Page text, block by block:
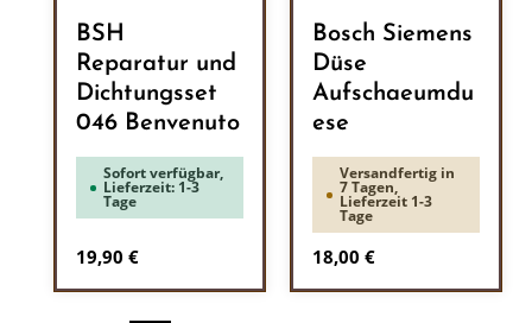
BSH
Reparatur und
Dichtungsset
046 Benvenuto
Sofort verfügbar,
Lieferzeit: 1-3
Tage
Regulärer Preis:
19,90 €
Bosch Siemens
Düse
Aufschaeumdu
ese
Versandfertig in
7 Tagen,
Lieferzeit 1-3
Tage
Regulärer Preis:
18,00 €